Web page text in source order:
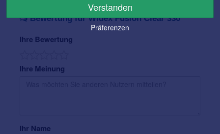
Bewertung für Widex Fusion Clear 330
Ihre Bewertung
Ihre Meinung
Ihr Name
Verstanden
Präferenzen